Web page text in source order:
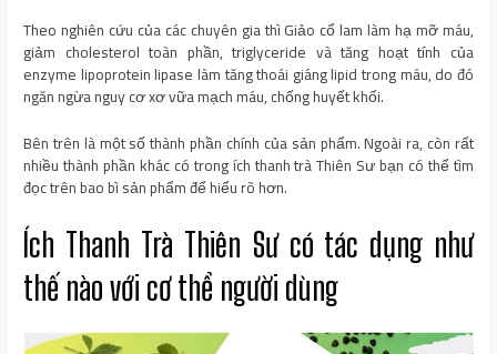
Theo nghiên cứu của các chuyên gia thì Giảo cổ lam làm hạ mỡ máu,
giảm cholesterol toàn phần, triglyceride và tăng hoạt tính của
enzyme lipoprotein lipase làm tăng thoái giáng lipid trong máu, do đó
ngăn ngừa nguy cơ xơ vữa mạch máu, chống huyết khối.
Bên trên là một số thành phần chính của sản phẩm. Ngoài ra, còn rất
nhiều thành phần khác có trong ích thanh trà Thiên Sư bạn có thể tìm
đọc trên bao bì sản phẩm để hiểu rõ hơn.
Ích Thanh Trà Thiên Sư có tác dụng như
thế nào với cơ thể người dùng